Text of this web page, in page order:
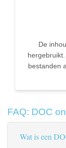
De
bestanden
FAQ: DOC
Wat is een